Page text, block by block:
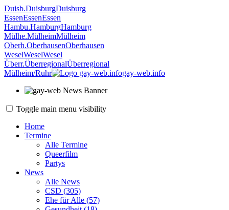
Duisb.DuisburgDuisburg
EssenEssenEssen
Hambu.HamburgHamburg
Mülhe.MülheimMülheim
Oberh.OberhausenOberhausen
WeselWeselWesel
Überr.ÜberregionalÜberregional
Mülheim/Ruhr
gay-web.info
Toggle main menu visibility
Home
Termine
Alle Termine
Queerfilm
Partys
News
Alle News
CSD (305)
Ehe für Alle (57)